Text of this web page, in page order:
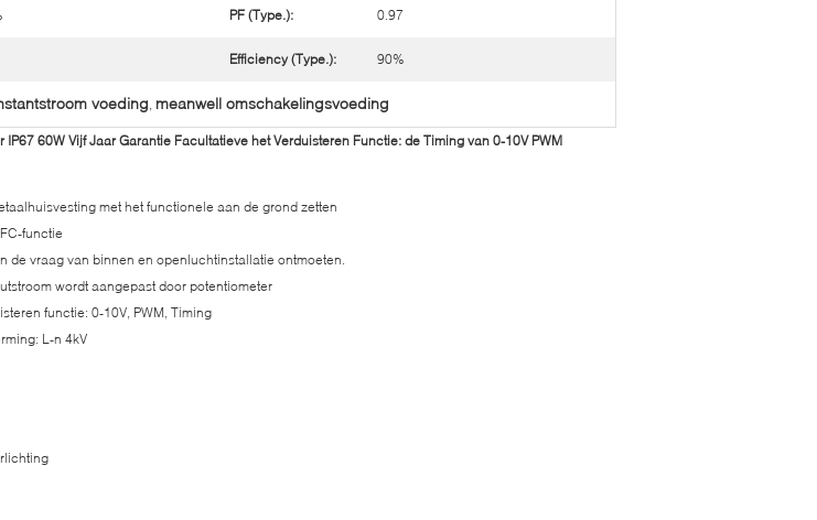
PF (Type.): 0.97
Efficiency (Type.): 90%
voeding, meanwell omschakelingsvoeding
60W Vijf Jaar Garantie Facultatieve het Verduisteren Functie: de Timing van 0-10V PWM
met het functionele aan de grond zetten
functie
de vraag van binnen en openluchtinstallatie ontmoeten.
wordt aangepast door potentiometer
functie: 0-10V, PWM, Timing
L-n 4kV